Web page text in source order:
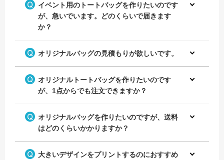
イベント用のトートバッグを作りたいのです
が、急いでいます。どのくらいで届きます
か？
オリジナルバッグの見積もりが欲しいです。
オリジナルトートバッグを作りたいのです
が、1点からでも注文できますか？
オリジナルバッグを作りたいのですが、送料
はどのくらいかかりますか？
大きいデザインをプリントするのにおすすめ